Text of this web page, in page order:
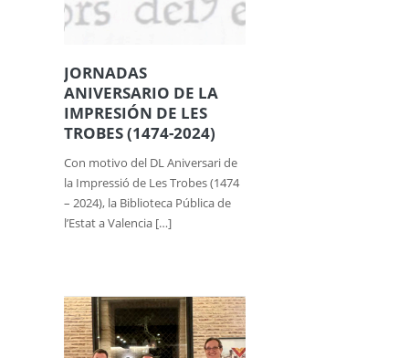
JORNADAS
ANIVERSARIO DE LA
IMPRESIÓN DE LES
TROBES (1474-2024)
Con motivo del DL Aniversari de
la Impressió de Les Trobes (1474
– 2024), la Biblioteca Pública de
l’Estat a Valencia […]